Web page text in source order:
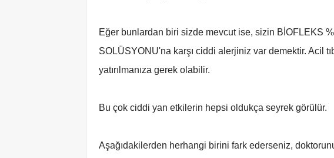
Eğer bunlardan biri sizde mevcut ise, sizin BİOFLEKS
SOLÜSYONU'na karşı ciddi alerjiniz var demektir. Acil
yatırılmanıza gerek olabilir.
Bu çok ciddi yan etkilerin hepsi oldukça seyrek görülür.
Aşağıdakilerden herhangi birini fark ederseniz,